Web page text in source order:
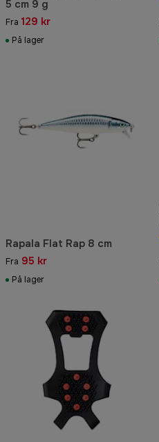
5 cm 9 g
Fra 129 kr
På lager
Rapala Flat Rap 8 cm
Fra 95 kr
På lager